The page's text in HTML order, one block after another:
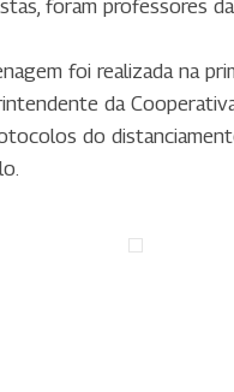
foram professores
foi realizada na
da
do